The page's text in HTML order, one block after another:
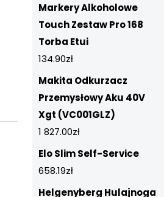
Markery Alkoholowe
Touch Zestaw Pro 168
Torba Etui
134.90zł
Makita Odkurzacz
Przemysłowy Aku 40V
Xgt (VC001GLZ)
1 827.00zł
Elo Slim Self-Service
658.19zł
Helgenyberg Hulajnoga